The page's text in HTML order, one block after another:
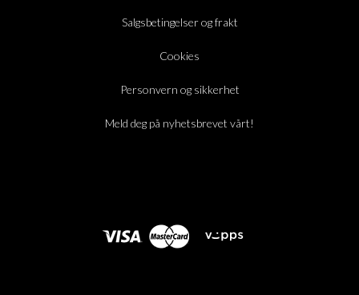
Salgsbetingelser og frakt
Cookies
Personvern og sikkerhet
Meld deg på nyhetsbrevet vårt!